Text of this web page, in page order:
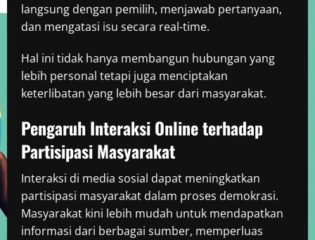
langsung dengan pemilih, menjawab pertanyaan,
dan mengatasi isu secara real-time.
Hal ini tidak hanya membangun hubungan yang
lebih personal tetapi juga menciptakan
keterlibatan yang lebih besar dari masyarakat.
Pengaruh Interaksi Online terhadap
Partisipasi Masyarakat
Interaksi di media sosial dapat meningkatkan
partisipasi masyarakat dalam proses demokrasi.
Masyarakat kini lebih mudah untuk mendapatkan
informasi dari berbagai sumber, memperluas